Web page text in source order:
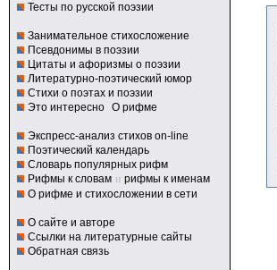
Тесты по русской поэзии
Занимательное стихосложение
Псевдонимы в поэзии
Цитаты и афоризмы о поэзии
Литературно-поэтический юмор
Стихи о поэтах и поэзии
Это интересно О рифме
Экспресс-анализ стихов on-line
Поэтический календарь
Словарь популярных рифм
Рифмы к словам и рифмы к именам
О рифме и стихосложении в сети
О сайте и авторе
Ссылки на литературные сайты
Обратная связь